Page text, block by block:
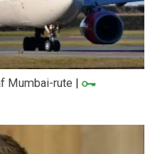
Mumbai-rute |